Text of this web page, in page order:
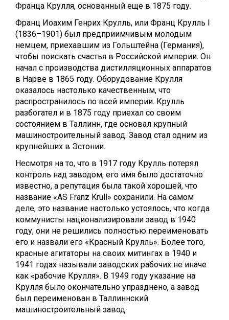
Франца Крулля, основанный еще в 1875 году.
Франц Иоахим Генрих Крулль, или Франц Крулль I
(1836–1901) был предприимчивым молодым
немцем, приехавшим из Гольштейна (Германия),
чтобы поискать счастья в Российской империи. Он
начал с производства дистилляционных аппаратов
в Нарве в 1865 году. Оборудование Крулля
оказалось настолько качественным, что
распространилось по всей империи. Крулль
разбогател и в 1875 году приехал со своим
состоянием в Таллинн, где основал крупный
машиностроительный завод. Завод стал одним из
крупнейших в Эстонии.
Несмотря на то, что в 1917 году Крулль потерял
контроль над заводом, его имя было достаточно
известно, а репутация была такой хорошей, что
название «AS Franz Krull» сохранили. На самом
деле, это название настолько устоялось, что когда
коммунисты национализировали завод в 1940
году, они не решились полностью переименовать
его и назвали его «Красный Крулль». Более того,
красные агитаторы на своих митингах в 1940 и
1941 годах называли заводских рабочих не иначе
как «рабочие Крулля». В 1949 году указание на
Крулля было окончательно упразднено, а завод
был переименован в Таллиннский
машиностроительный завод.